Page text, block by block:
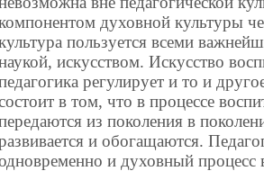
духовной культуры
пользуется всеми
искусством. Искусство
регулирует и то и
в том, что в процессе
из поколения в
и обогащаются.
и духовный процесс